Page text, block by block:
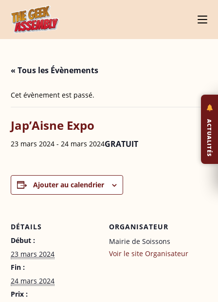
content
« Tous les Évènements
Cet évènement est passé.
Jap’Aisne Expo
23 mars 2024 -24 mars 2024GRATUIT
Ajouter au calendrier
DÉTAILS
Début :
23 mars 2024
Fin :
24 mars 2024
Prix :
ORGANISATEUR
Mairie de Soissons
Voir le site Organisateur
ACTUALITÉS